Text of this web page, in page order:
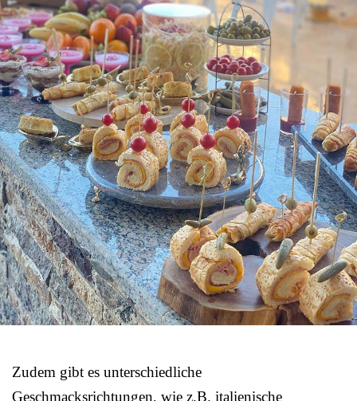
Zudem gibt es unterschiedliche
Geschmacksrichtungen, wie z.B. italienische